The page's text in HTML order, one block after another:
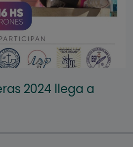
2024 llega a